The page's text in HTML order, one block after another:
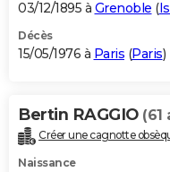
03/12/1895 à Grenoble (
Décès
15/05/1976 à Paris (Paris)
Bertin RAGGIO (61
Créer une cagnotte
Naissance